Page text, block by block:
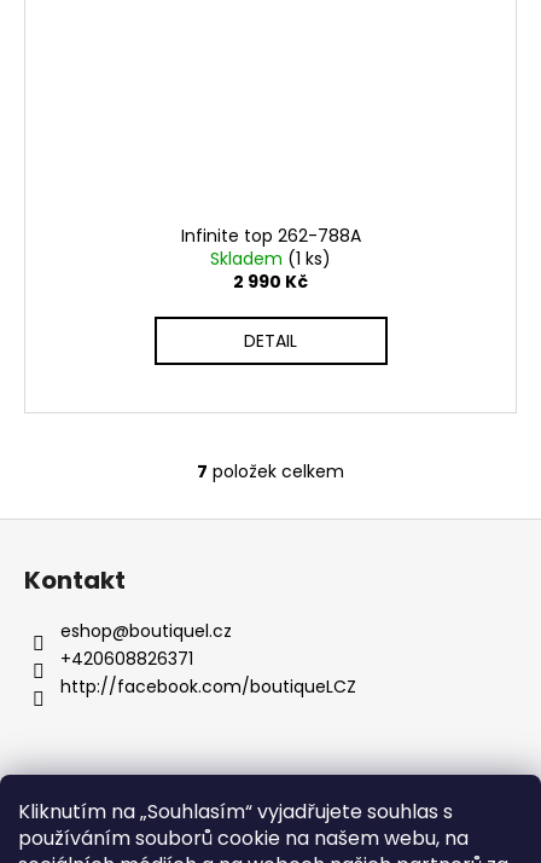
Kliknutím na „Souhlasím“ vyjadřujete souhlas s
používáním souborů cookie na našem webu, na
Infinite top 262-788A
Skladem (1 ks)
2 990 Kč
DETAIL
O
v
p
k
y
v
ý
7 položek celkem
Z
Kontakt
eshop@boutiquel.cz
+420608826371
http://facebook.com/boutiqueLCZ
.